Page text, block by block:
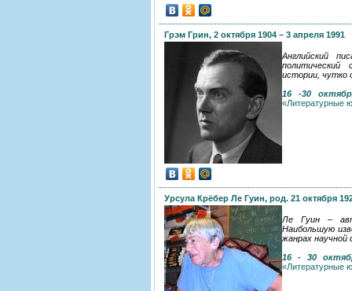
Грэм Грин, 2 октября 1904 – 3 апреля 1991
Английский
истории,
16 -30
«Литературные
Урсула Крёбер Ле Гуин, род. 21 октября
Ле Гуин –
Наибольшую
жанрах
16 - 30
«Литературные